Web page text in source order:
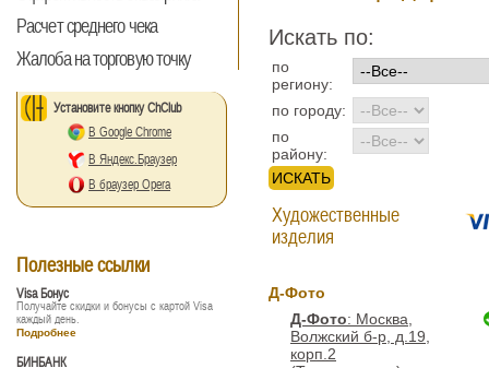
Расчет среднего чека
Жалоба на торговую точку
Установите кнопку ChClub
В Google Chrome
В Яндекс.Браузер
В браузер Opera
Полезные ссылки
Visa Бонус
Получайте скидки и бонусы с картой Visa
каждый день.
Подробнее
БИНБАНК
Искать по:
по
региону:
по городу:
по
району:
Художественные
изделия
Д-Фото
Д-Фото: Москва,
Волжский б-р, д.19,
корп.2